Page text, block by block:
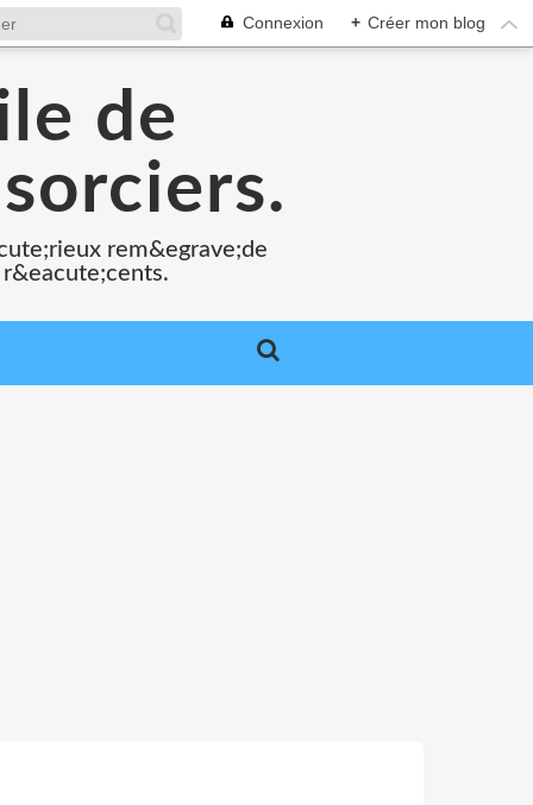
Connexion + Créer mon blog
de
rem&egrave;de